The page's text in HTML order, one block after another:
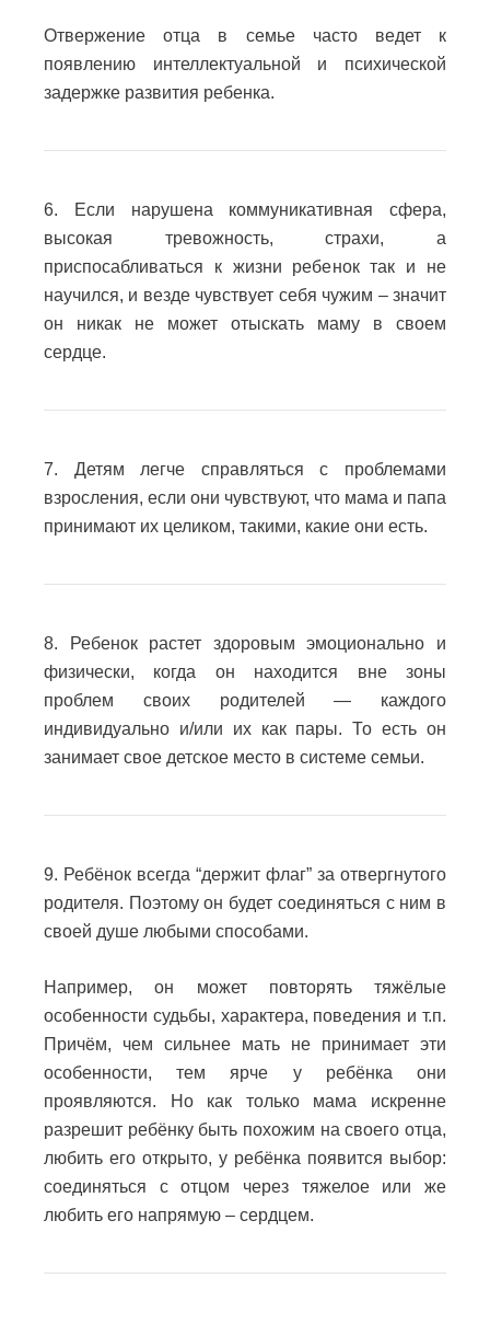
Отвержение отца в семье часто ведет к
появлению интеллектуальной и психической
задержке развития ребенка.
6. Если нарушена коммуникативная сфера,
высокая тревожность, страхи, а
приспосабливаться к жизни ребенок так и не
научился, и везде чувствует себя чужим – значит
он никак не может отыскать маму в своем
сердце.
7. Детям легче справляться с проблемами
взросления, если они чувствуют, что мама и папа
принимают их целиком, такими, какие они есть.
8. Ребенок растет здоровым эмоционально и
физически, когда он находится вне зоны
проблем своих родителей — каждого
индивидуально и/или их как пары. То есть он
занимает свое детское место в системе семьи.
9. Ребёнок всегда “держит флаг” за отвергнутого
родителя. Поэтому он будет соединяться с ним в
своей душе любыми способами.
Например, он может повторять тяжёлые
особенности судьбы, характера, поведения и т.п.
Причём, чем сильнее мать не принимает эти
особенности, тем ярче у ребёнка они
проявляются. Но как только мама искренне
разрешит ребёнку быть похожим на своего отца,
любить его открыто, у ребёнка появится выбор:
соединяться с отцом через тяжелое или же
любить его напрямую – сердцем.